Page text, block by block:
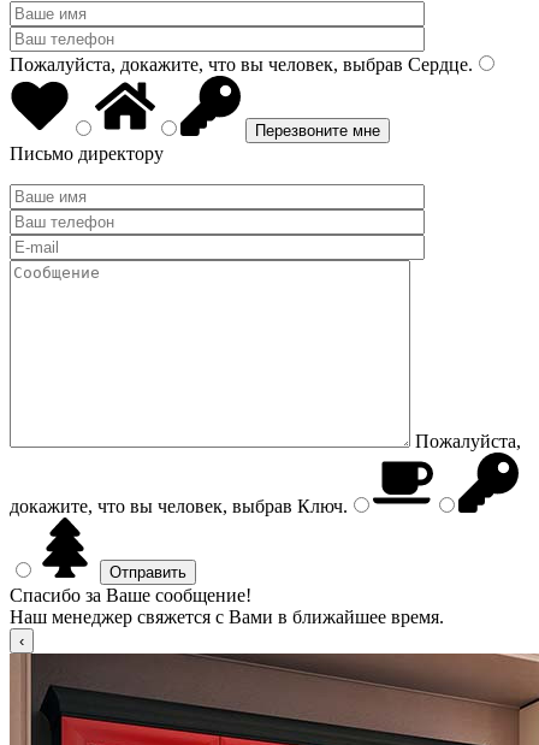
Пожалуйста, докажите, что вы человек, выбрав Сердце.
Письмо директору
Пожалуйста,
докажите, что вы человек, выбрав Ключ.
Спасибо за Ваше сообщение!
Наш менеджер свяжется с Вами в ближайшее время.